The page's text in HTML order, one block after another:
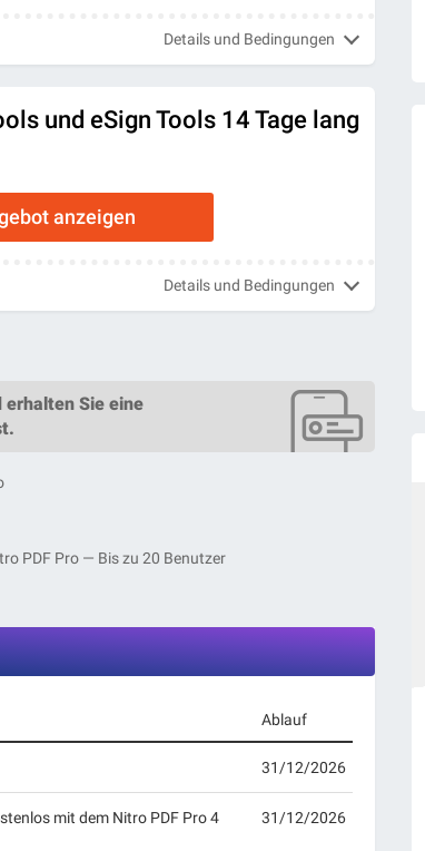
Details und Bedingungen
und eSign Tools 14 Tage lang
anzeigen
Details und Bedingungen
erhalten Sie eine
PDF Pro — Bis zu 20 Benutzer
Ablauf
31/12/2026
mit dem Nitro PDF Pro 4
31/12/2026